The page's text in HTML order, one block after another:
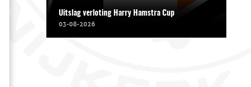
Uitslag verloting Harry Hamstra Cup
03-08-2026